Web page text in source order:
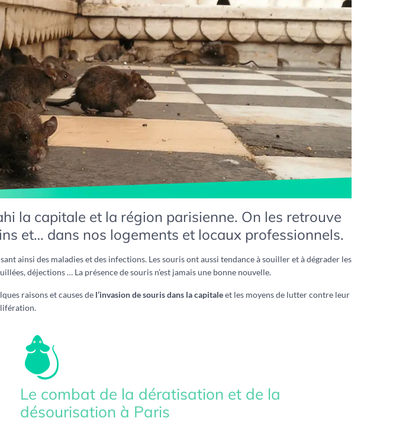
la capitale et la région parisienne. On les retrouve
et… dans nos logements et locaux professionnels.
ainsi des maladies et des infections. Les souris ont aussi tendance à souiller et à dégrader les
déjections … La présence de souris n’est jamais une bonne nouvelle.
raisons et causes de l’invasion de souris dans la capitaleet les moyens de lutter contre leur
Le combat de la dératisation et de la
désourisation à Paris